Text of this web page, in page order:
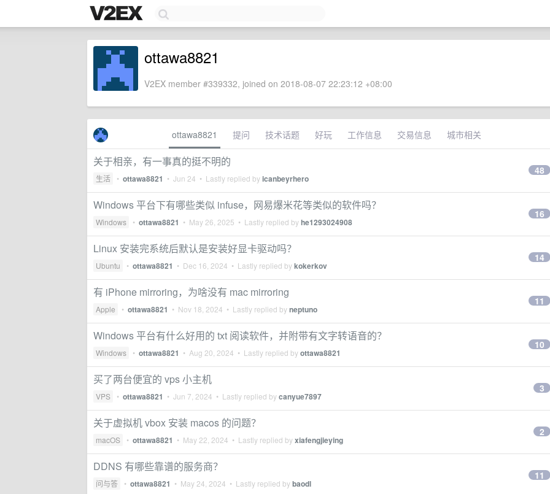
ottawa8821
V2EX member #339332, joined on 2018-08-07 22:23:12 +08:00
ottawa8821 提问 技术话题 好玩 工作信息 交易信息 城市相关
关于相亲，有一事真的挺不明的
生活 • ottawa8821 • Jun 24 • Lastly replied byicanbeyrhero
48
Windows 平台下有哪些类似 infuse，网易爆米花等类似的软件吗？
Windows • ottawa8821 • May 26, 2025 • Lastly replied byhe1293024908
16
Linux 安装完系统后默认是安装好显卡驱动吗？
Ubuntu • ottawa8821 • Dec 16, 2024 • Lastly replied bykokerkov
14
有 iPhone mirroring，为啥没有 mac mirroring
Apple • ottawa8821 • Nov 18, 2024 • Lastly replied byneptuno
11
Windows 平台有什么好用的 txt 阅读软件，并附带有文字转语音的？
Windows • ottawa8821 • Aug 20, 2024 • Lastly replied byottawa8821
10
买了两台便宜的 vps 小主机
VPS • ottawa8821 • Jun 7, 2024 • Lastly replied bycanyue7897
3
关于虚拟机 vbox 安装 macos 的问题？
macOS • ottawa8821 • May 22, 2024 • Lastly replied byxiafengjieying
2
DDNS 有哪些靠谱的服务商？
问与答 • ottawa8821 • May 24, 2024 • Lastly replied bybaodl
11